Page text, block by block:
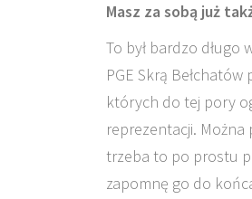
Masz za sobą już
To był bardzo
PGE Skrą
których do tej pory
reprezentacji. Można
trzeba to po prostu
zapomnę go do